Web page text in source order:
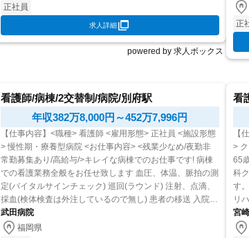
正社員
求人詳細
powered by 求人ボックス
正
看護師/病棟/2交替制/病院/別府駅
年収382万8,000円～452万7,996円
【仕事内容】<職種> 看護師 <雇用形態> 正社員 <施設形態
> 慢性期・療養型病院 <お仕事内容> <残業少なめ/夜勤非
常勤募集あり/高給与/>キレイな病棟でのお仕事です! 病棟
での看護業務全般をお任せ致します 血圧、体温、脈拍の測
定(バイタルサインチェック) 巡回(ラウンド) 注射、点滴、
採血(検体検査は外注しているので無し) 患者の移送 入院患
者の食事、入浴、排泄の補助、体位交...
武田病院
福岡県
看
【
> クリニック <お
65
科
す。 付け替え(ギブスなど)、患者様の誘導等 忙しい時には
リ
目:
宮